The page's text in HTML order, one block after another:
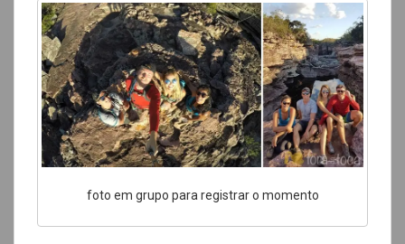
foto em grupo para registrar o momento